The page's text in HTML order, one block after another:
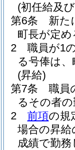
(初任給及
第6条
新た
町長が定
2
職員が1
る号俸は
(昇給)
第7条
職員
るその者
2
前項の規
場合の昇
成績で勤